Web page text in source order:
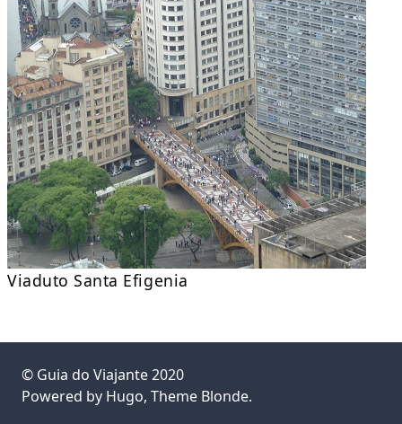
Viaduto Santa Efigenia
© Guia do Viajante2020
Powered by Hugo, Theme Blonde.